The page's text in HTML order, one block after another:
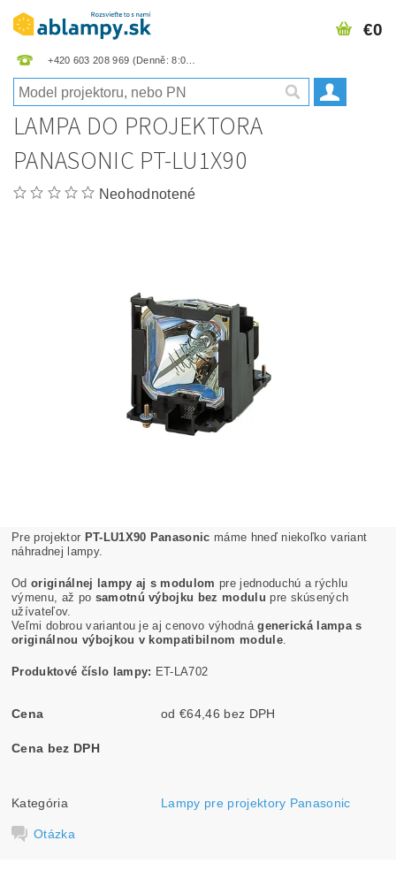
+420 603 208 969
€0
LAMPA DO PROJEKTORA
PANASONIC PT-LU1X90
Neohodnotené
Pre projektor PT-LU1X90 Panasonic máme hneď niekoľko variant
náhradnej lampy.
Odoriginálnej lampy aj s modulom pre jednoduchú a rýchlu
výmenu, až po samotnú výbojku bez modulu pre skúsených
užívateľov.
Veľmi dobrou variantou je aj cenovo výhodnágenerická lampa s
originálnou výbojkou v kompatibilnom module.
Produktové číslo lampy: ET-LA702
Cena od €64,46 bez DPH
Cena bez DPH
Kategória Lampy pre projektory Panasonic
Otázka